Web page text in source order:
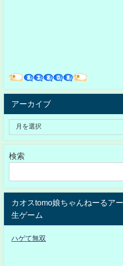
アーカイブ
検索
カオスtomo娘ちゃんねーるア
生ゲーム
ハゲて無双